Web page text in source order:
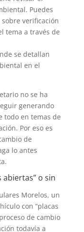
Puedes
verificación
tema a través de
se detallan
en el
no se ha
generando
todo en temas de
Por eso es
de
lo antes
abiertas” o sin
Morelos, un
con “placas
de cambio
todavía a